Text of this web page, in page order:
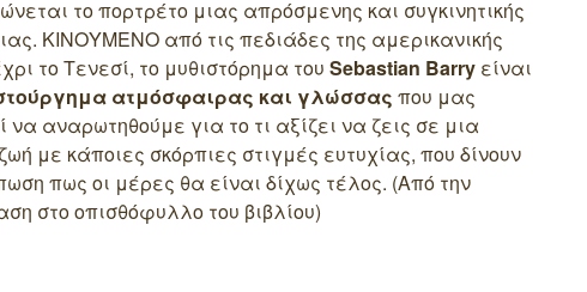
το πορτρέτο μιας απρόσμενης και συγκινητικής
ΚΙΝΟΥΜΕΝΟ από τις πεδιάδες της αμερικανικής
το Τενεσί, το μυθιστόρημα του Sebastian Barry είναι
ατμόσφαιρας και γλώσσας που μας
να αναρωτηθούμε για το τι αξίζει να ζεις σε μια
με κάποιες σκόρπιες στιγμές ευτυχίας, που δίνουν
πως οι μέρες θα είναι δίχως τέλος. (Από την
στο οπισθόφυλλο του βιβλίου)